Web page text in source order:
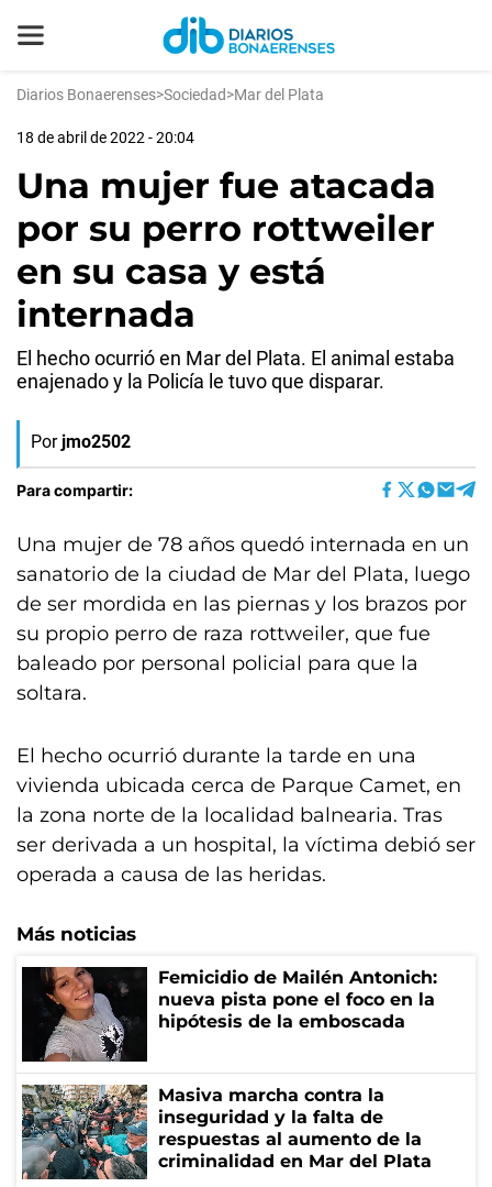
Diarios Bonaerenses>Sociedad>Mar del Plata
18 de abril de 2022 - 20:04
Una mujer fue atacada
por su perro rottweiler
en su casa y está
internada
El hecho ocurrió en Mar del Plata. El animal estaba
enajenado y la Policía le tuvo que disparar.
Por jmo2502
Para compartir:
Una mujer de 78 años quedó internada en un
sanatorio de la ciudad de Mar del Plata, luego
de ser mordida en las piernas y los brazos por
su propio perro de raza rottweiler, que fue
baleado por personal policial para que la
soltara.
El hecho ocurrió durante la tarde en una
vivienda ubicada cerca de Parque Camet, en
la zona norte de la localidad balnearia. Tras
ser derivada a un hospital, la víctima debió ser
operada a causa de las heridas.
Más noticias
Femicidio de Mailén Antonich:
nueva pista pone el foco en la
hipótesis de la emboscada
Masiva marcha contra la
inseguridad y la falta de
respuestas al aumento de la
criminalidad en Mar del Plata